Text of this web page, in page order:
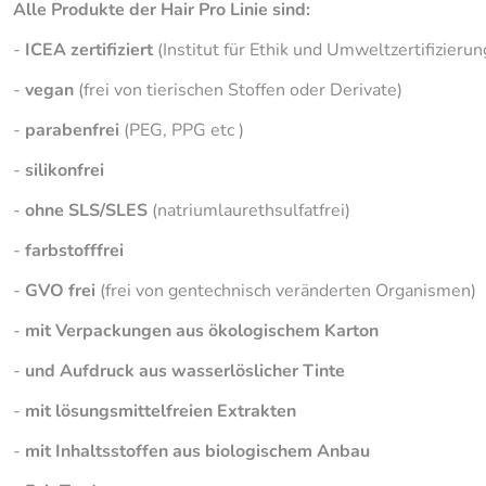
Alle Produkte der Hair Pro Linie sind:
- ICEA zertifiziert (Institut für Ethik und
- vegan (frei von tierischen Stoffen oder Derivate)
- parabenfrei (PEG, PPG etc )
- silikonfrei
- ohne SLS/SLES (natriumlaurethsulfatfrei)
- farbstofffrei
- GVO frei (frei von gentechnisch veränderten Organismen)
- mit Verpackungen aus ökologischem Karton
- und Aufdruck aus wasserlöslicher Tinte
- mit lösungsmittelfreien Extrakten
- mit Inhaltsstoffen aus biologischem Anbau